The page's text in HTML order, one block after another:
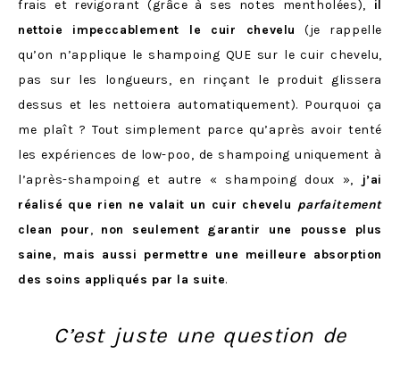
frais et revigorant (grâce à ses notes mentholées), il
nettoie impeccablement le cuir chevelu
(je rappelle
qu’on n’applique le shampoing QUE sur le cuir chevelu,
pas sur les longueurs, en rinçant le produit glissera
dessus et les nettoiera automatiquement). Pourquoi ça
me plaît ? Tout simplement parce qu’après avoir tenté
les expériences de low-poo, de shampoing uniquement à
l’après-shampoing et autre « shampoing doux »,
j’ai
réalisé que rien ne valait un cuir chevelu parfaitement
clean pour, non seulement garantir une pousse plus
saine, mais aussi permettre une meilleure absorption
des soins appliqués par la suite.
C’est juste une question de